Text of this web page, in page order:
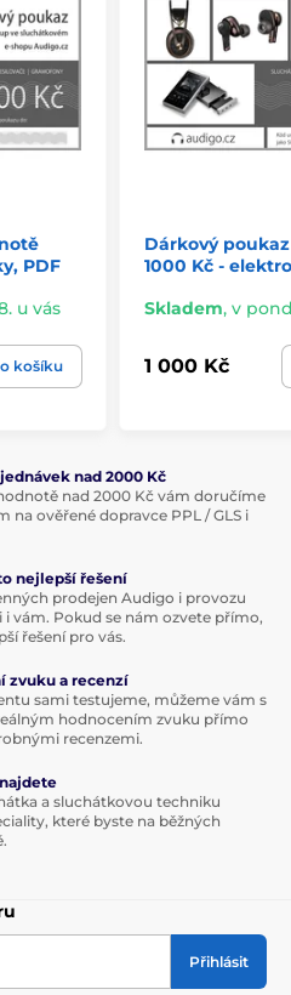
PDF
u vás
košíku
Dárkový
1000 Kč -
Skladem, v
1 000 Kč
nad 2000 Kč
nad 2000 Kč vám doručíme
na ověřené dopravce PPL / GLS i
nejlepší řešení
prodejen Audigo i provozu
vám. Pokud se nám ozvete přímo,
řešení pro vás.
zvuku a recenzí
sami testujeme, můžeme vám s
hodnocením zvuku přímo
recenzemi.
a sluchátkovou techniku
které byste na běžných
Přihlásit